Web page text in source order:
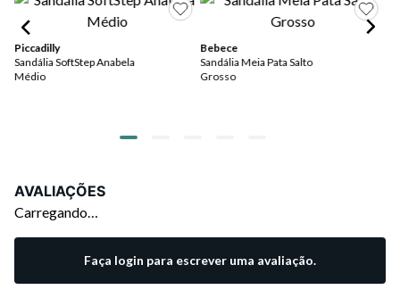
Piccadilly
Sandália SoftStep Anabela
Médio
Bebece
Sandália Meia Pata Salto
Grosso
AVALIAÇÕES
Carregando…
Faça login para escrever uma avaliação.